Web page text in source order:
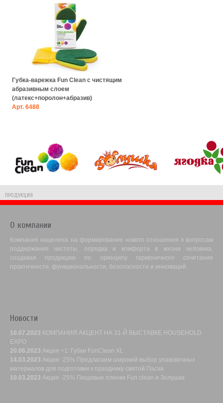
Губка-варежка Fun Clean с чистящим
абразивным слоем
(латекс+поролон+абразив)
Арт. 6488
ПРОДУКЦИЯ
О компании
Компания нацелена на формирование нового отношения к вопросам
поддержания чистоты, порядка и комфорта в жизни человека,
создавая продукцию по принципу гармоничного сочетания
практичности, функциональности, безопасности и инноваций.
Новости
10.07.2023 КОМПАНИЯ АКЦЕНТ НА 31-Й ВЫСТАВКЕ HOUSEHOLD
EXPO
20.06.2023 Акция +1: Губки FunClean XL
14.03.2023 Акция -25% Предлагаем широкий выбор упаковочных
материалов для подготовки к празднику святой Пасхи
10.03.2023 Акция -25% Пищевые пленки Fun clean и Золушка